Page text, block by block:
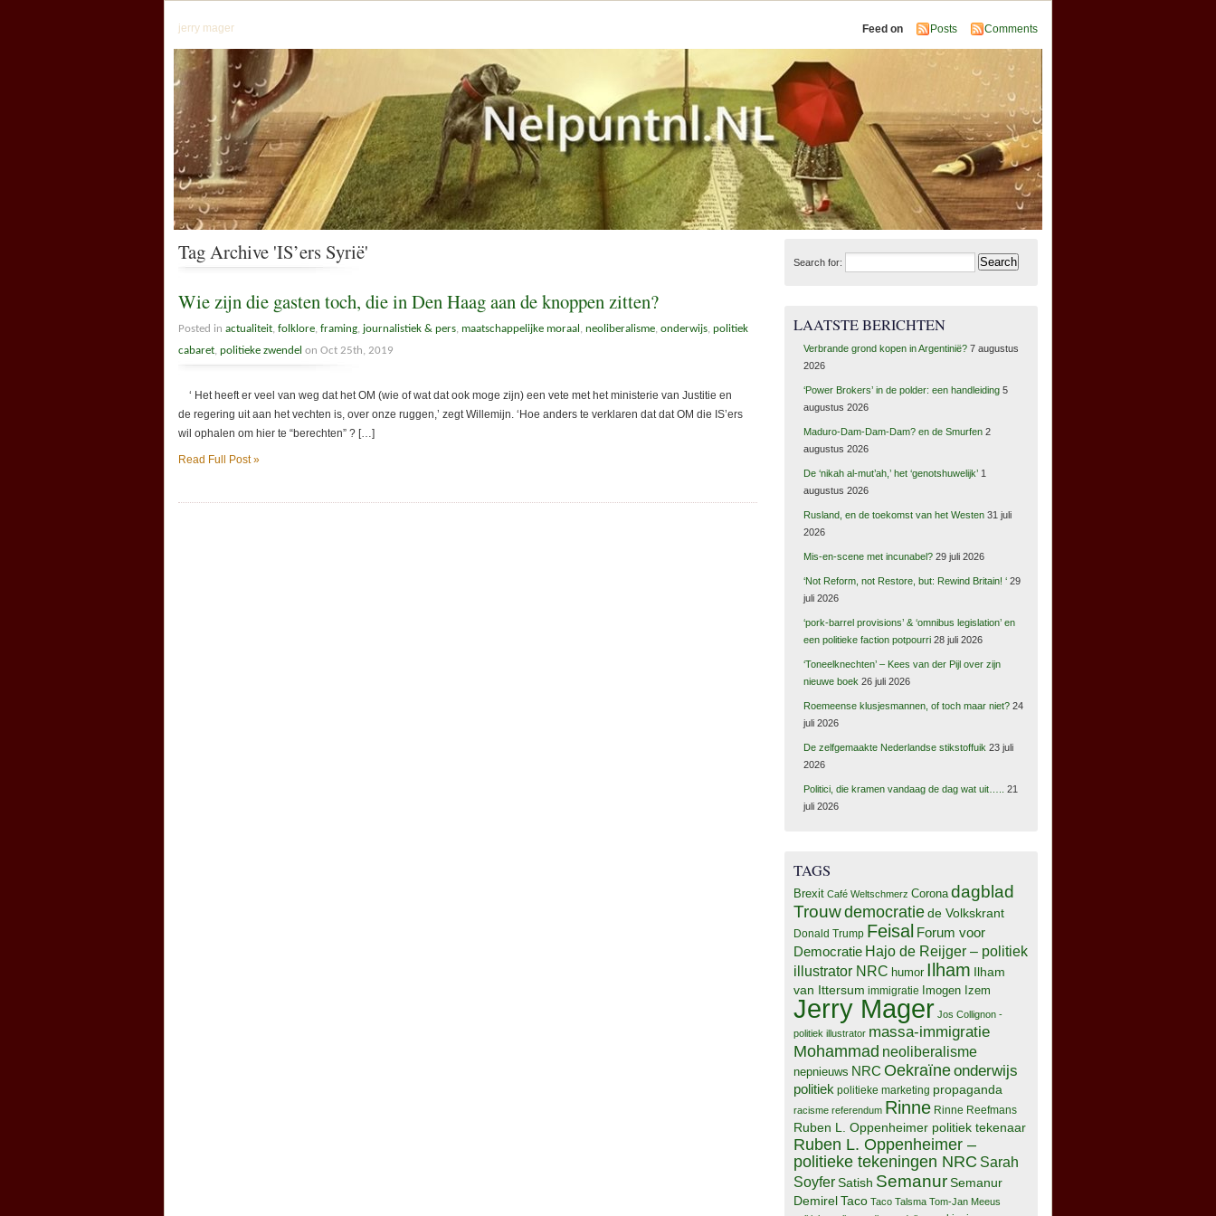
jerry mager Feed on Posts Comments
Tag Archive 'IS’ers Syrië'
Wie zijn die gasten toch, die in Den Haag aan de knoppen zitten?
Posted in actualiteit folklore framing journalistiek & pers maatschappelijke moraal neoliberalisme onderwijs politiek
cabaret politieke zwendel on Oct 25th, 2019
‘ Het heeft er veel van weg dat het OM (wie of wat dat ook moge zijn) een vete met het ministerie van Justitie en
de regering uit aan het vechten is, over onze ruggen,’ zegt Willemijn. ‘Hoe anders te verklaren dat dat OM die IS’ers
wil ophalen om hier te “berechten” ? […]
Read Full Post »
Search for:
LAATSTE BERICHTEN
Verbrande grond kopen in Argentinië? 7 augustus
2026
‘Power Brokers’ in de polder: een handleiding 5
augustus 2026
Maduro-Dam-Dam-Dam? en de Smurfen 2
augustus 2026
De ‘nikah al-mut’ah,’ het ‘genotshuwelijk’ 1
augustus 2026
Rusland, en de toekomst van het Westen 31 juli
2026
Mis-en-scene met incunabel? 29 juli 2026
‘Not Reform, not Restore, but: Rewind Britain! ‘ 29
juli 2026
‘pork-barrel provisions’ & ‘omnibus legislation’ en
een politieke faction potpourri 28 juli 2026
‘Toneelknechten’ – Kees van der Pijl over zijn
nieuwe boek 26 juli 2026
Roemeense klusjesmannen, of toch maar niet? 24
juli 2026
De zelfgemaakte Nederlandse stikstoffuik 23 juli
2026
Politici, die kramen vandaag de dag wat uit…..
21
juli 2026
TAGS
Brexit Café Weltschmerz Corona dagblad
Trouwdemocratiede Volkskrant
Donald Trump Feisal Forum voor
Democratie Hajo de Reijger – politiek
illustrator NRC humor Ilham Ilham
van Ittersum immigratie Imogen Izem
Jerry Mager Jos Collignon -
politiek illustrator massa-immigratie
Mohammad neoliberalisme
nepnieuws NRC Oekraïneonderwijs
politiek politieke marketing propaganda
racisme referendum Rinne Rinne Reefmans
Ruben L. Oppenheimer politiek tekenaar
Ruben L. Oppenheimer –
politieke tekeningen NRC Sarah
Soyfer Satish SemanurSemanur
DemirelTaco Taco Talsma Tom-Jan Meeus